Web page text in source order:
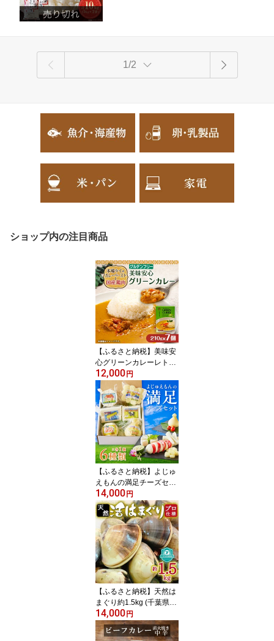
1/2
ショップ内の注目商品
【ふるさと納税】美味安
心グリーンカレーレトル
ト 7箱【1555428】
12,000 円
【ふるさと納税】よじゅ
えもんの満足チーズセッ
ト _ チーズ カチョカバロ
チーズ ストリングチーズ
モッツァレラチーズ カッ
テージチーズ 人気 お取
り寄せ 詰め合わせ 【配
送不可地域：離島】【13
98385】
14,000 円
【ふるさと納税】天然は
まぐり約1.5kg (千葉県
産)_ 蛤 ハマグリ 魚貝 魚
介 海鮮 貝 出汁 だし プロ
仕様 人気 送料無料 【配
14,000 円